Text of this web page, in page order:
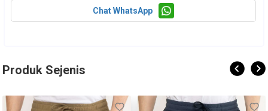
Chat WhatsApp
Produk Sejenis